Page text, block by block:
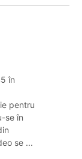
în
pentru
se în
se ...